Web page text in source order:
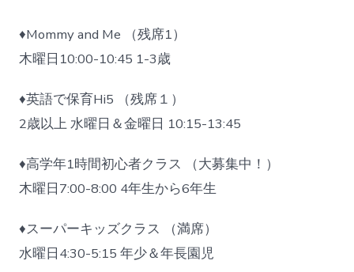
♦Mommy and Me （残席1）
木曜日10:00-10:45 1-3歳
♦英語で保育Hi5 （残席１）
2歳以上 水曜日＆金曜日 10:15-13:45
♦高学年1時間初心者クラス （大募集中！）
木曜日7:00-8:00 4年生から6年生
♦スーパーキッズクラス （満席）
水曜日4:30-5:15 年少＆年長園児